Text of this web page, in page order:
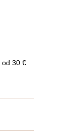
od 30 €